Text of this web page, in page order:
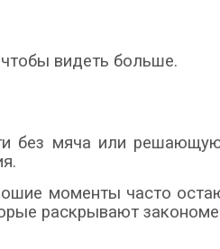
видеть больше.
без мяча или
моменты часто
раскрывают